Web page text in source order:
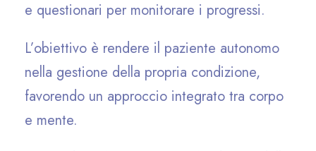
e questionari per monitorare i progressi.
L’obiettivo è rendere il paziente autonomo
nella gestione della propria condizione,
favorendo un approccio integrato tra corpo
e mente.